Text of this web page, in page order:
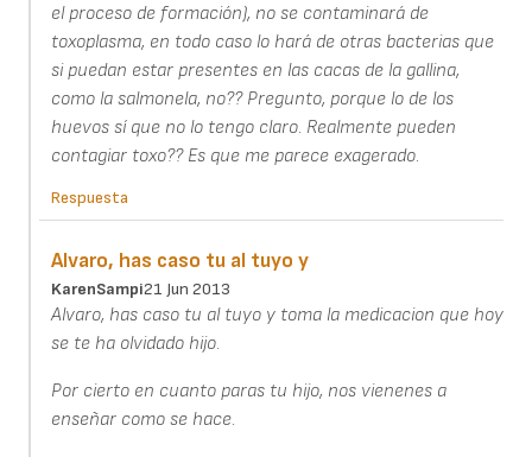
el proceso de formación), no se contaminará de
toxoplasma, en todo caso lo hará de otras bacterias que
si puedan estar presentes en las cacas de la gallina,
como la salmonela, no?? Pregunto, porque lo de los
huevos sí que no lo tengo claro. Realmente pueden
contagiar toxo?? Es que me parece exagerado.
Respuesta
Alvaro, has caso tu al tuyo y
KarenSampi21 Jun 2013
Alvaro, has caso tu al tuyo y toma la medicacion que hoy
se te ha olvidado hijo.
Por cierto en cuanto paras tu hijo, nos vienenes a
enseñar como se hace.